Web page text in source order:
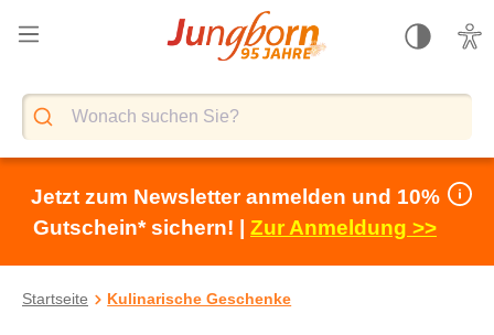
springen
Jetzt zum Newsletter anmelden und 10%
Gutschein* sichern! | Zur Anmeldung >>
Startseite Kulinarische Geschenke